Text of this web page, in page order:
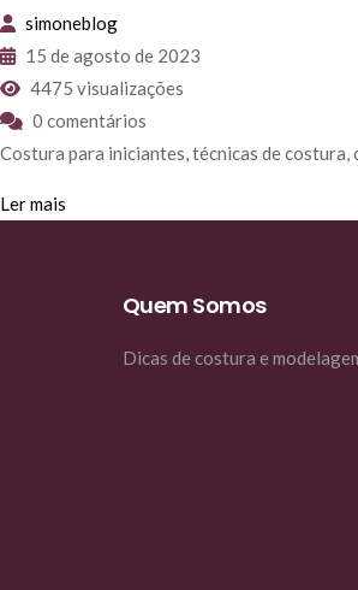
simoneblog
15 de agosto de 2023
4475 visualizações
0 comentários
Costura para iniciantes, técnicas de
Ler mais
Quem Somos
Dicas de costura e